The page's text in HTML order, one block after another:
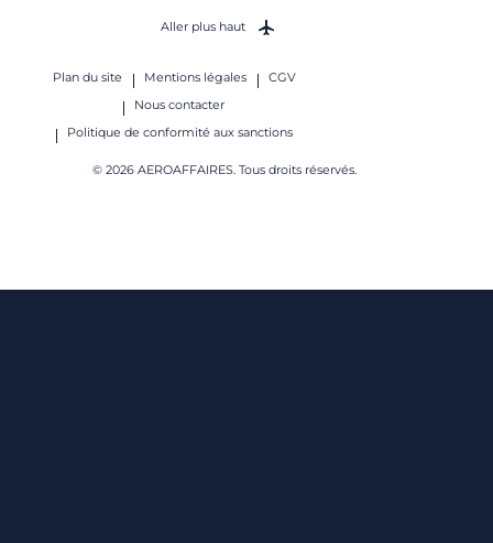
Plan du site Mentions légales
CGV
Nous contacter
Politique de conformité aux sanctions
© 2026 AEROAFFAIRES. Tous droits réservés.
Aller plus haut